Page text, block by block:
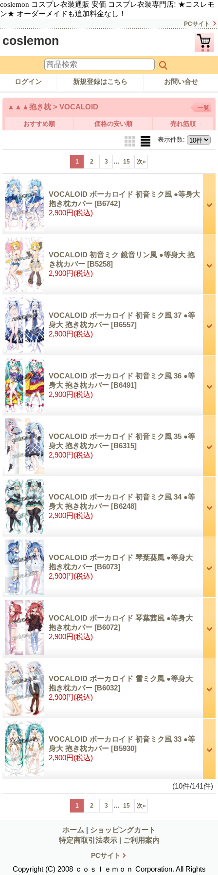
coslemon コスプレ衣装通販 安価 コスプレ衣装専門店! ★コスレモ
ン★ オーダーメイドも追加料金なし！
PCサイト
coslemon
ログイン 新規登録はこちら お問い合せ
▲▲▲抱き枕 > VOCALOID 一覧
おすすめ順 価格の安い順 売れ筋順
表示件数:
1 2 3 ... 15 次»
VOCALOID ボーカロイド 初音ミク風 ●等身大
抱き枕カバー [B6742]
2,900円(税込)
VOCALOID 初音ミク 鏡音リン風 ●等身大 抱
き枕カバー [B5258]
2,900円(税込)
VOCALOID ボーカロイド 初音ミク風 37 ●等
身大 抱き枕カバー [B6557]
2,900円(税込)
VOCALOID ボーカロイド 初音ミク風 36 ●等
身大 抱き枕カバー [B6491]
2,900円(税込)
VOCALOID ボーカロイド 初音ミク風 35 ●等
身大 抱き枕カバー [B6315]
2,900円(税込)
VOCALOID ボーカロイド 初音ミク風 34 ●等
身大 抱き枕カバー [B6248]
2,900円(税込)
VOCALOID ボーカロイド 琴葉葵風 ●等身大
抱き枕カバー [B6073]
2,900円(税込)
VOCALOID ボーカロイド 琴葉茜風 ●等身大
抱き枕カバー [B6072]
2,900円(税込)
VOCALOID ボーカロイド 雪ミク風 ●等身大
抱き枕カバー [B6032]
2,900円(税込)
VOCALOID ボーカロイド 初音ミク風 33 ●等
身大 抱き枕カバー [B5930]
2,900円(税込)
(10件/141件)
1 2 3 ... 15 次»
ホーム | ショッピングカート
特定商取引法表示 | ご利用案内
PCサイト
Copyright (C) 2008 ｃｏｓｌｅｍｏｎ Corporation. All Rights